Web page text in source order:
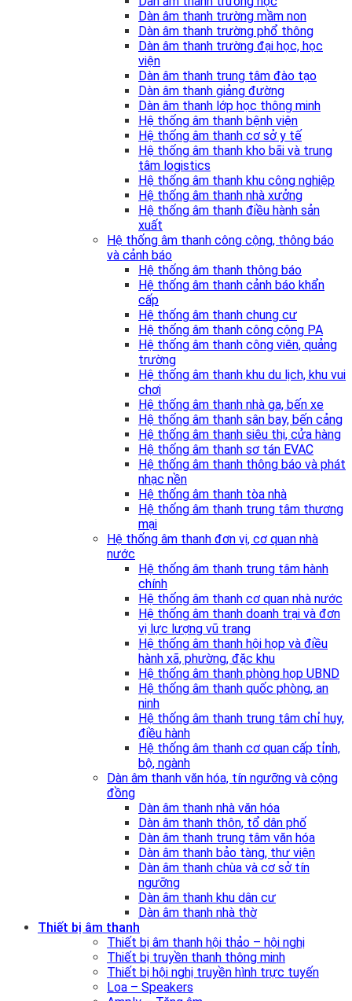
Dàn âm thanh trường mầm non
Dàn âm thanh trường phổ thông
Dàn âm thanh trường đại học, học
viện
Dàn âm thanh trung tâm đào tạo
Dàn âm thanh giảng đường
Dàn âm thanh lớp học thông minh
Hệ thống âm thanh bệnh viện
Hệ thống âm thanh cơ sở y tế
Hệ thống âm thanh kho bãi và trung
tâm logistics
Hệ thống âm thanh khu công nghiệp
Hệ thống âm thanh nhà xưởng
Hệ thống âm thanh điều hành sản
xuất
Hệ thống âm thanh công cộng, thông báo
và cảnh báo
Hệ thống âm thanh thông báo
Hệ thống âm thanh cảnh báo khẩn
cấp
Hệ thống âm thanh chung cư
Hệ thống âm thanh công cộng PA
Hệ thống âm thanh công viên, quảng
trường
Hệ thống âm thanh khu du lịch, khu vui
chơi
Hệ thống âm thanh nhà ga, bến xe
Hệ thống âm thanh sân bay, bến cảng
Hệ thống âm thanh siêu thị, cửa hàng
Hệ thống âm thanh sơ tán EVAC
Hệ thống âm thanh thông báo và phát
nhạc nền
Hệ thống âm thanh tòa nhà
Hệ thống âm thanh trung tâm thương
mại
Hệ thống âm thanh đơn vị, cơ quan nhà
nước
Hệ thống âm thanh trung tâm hành
chính
Hệ thống âm thanh cơ quan nhà nước
Hệ thống âm thanh doanh trại và đơn
vị lực lượng vũ trang
Hệ thống âm thanh hội họp và điều
hành xã, phường, đặc khu
Hệ thống âm thanh phòng họp UBND
Hệ thống âm thanh quốc phòng, an
ninh
Hệ thống âm thanh trung tâm chỉ huy,
điều hành
Hệ thống âm thanh cơ quan cấp tỉnh,
bộ, ngành
Dàn âm thanh văn hóa, tín ngưỡng và cộng
đồng
Dàn âm thanh nhà văn hóa
Dàn âm thanh thôn, tổ dân phố
Dàn âm thanh trung tâm văn hóa
Dàn âm thanh bảo tàng, thư viện
Dàn âm thanh chùa và cơ sở tín
ngưỡng
Dàn âm thanh khu dân cư
Dàn âm thanh nhà thờ
Thiết bị âm thanh
Thiết bị âm thanh hội thảo – hội nghị
Thiết bị truyền thanh thông minh
Thiết bị hội nghị truyền hình trực tuyến
Loa – Speakers